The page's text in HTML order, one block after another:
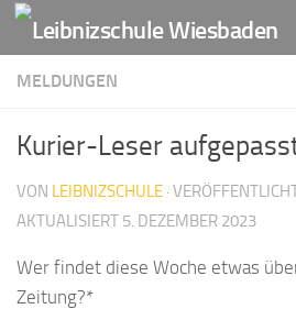
Zum Inhalt springen
MELDUNGEN
Kurier-Leser
VON LEIBNIZSCHULE ·
AKTUALISIERT 5. DEZEMBER 2023
Wer findet diese Woche etwas
Zeitung?*